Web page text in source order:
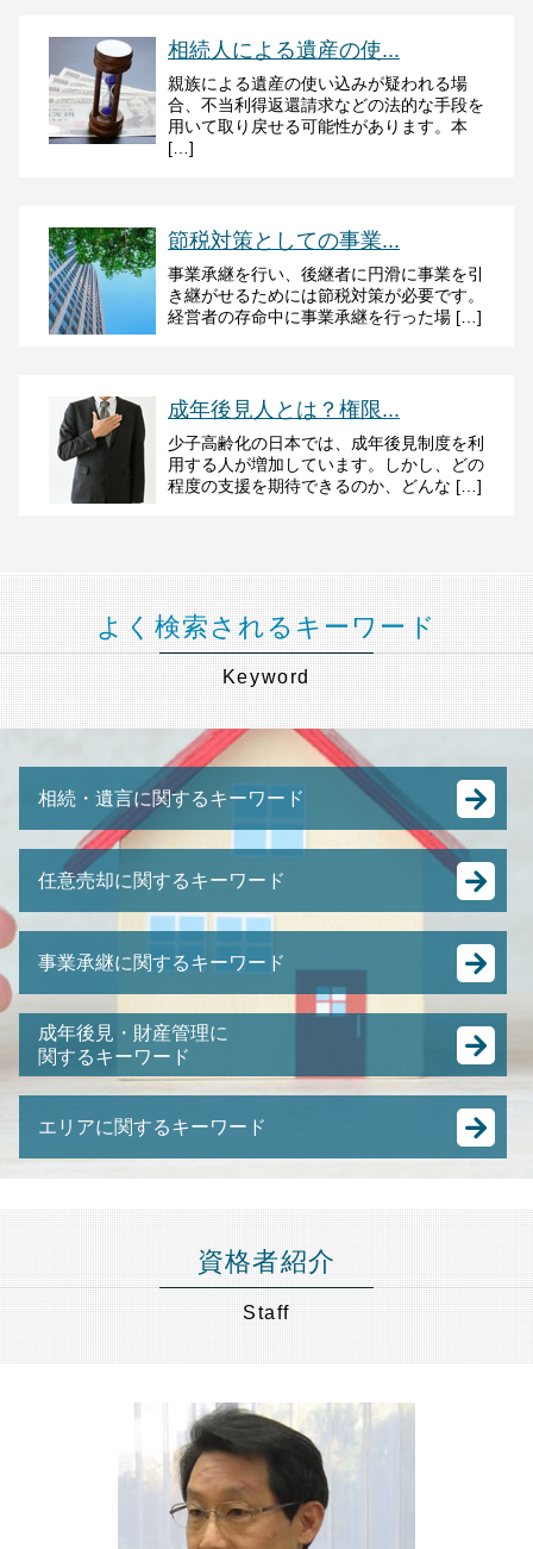
相続人による遺産の使...
親族による遺産の使い込みが疑われる場
合、不当利得返還請求などの法的な手段を
用いて取り戻せる可能性があります。本
[…]
節税対策としての事業...
事業承継を行い、後継者に円滑に事業を引
き継がせるためには節税対策が必要です。
経営者の存命中に事業承継を行った場 […]
成年後見人とは？権限...
少子高齢化の日本では、成年後見制度を利
用する人が増加しています。しかし、どの
程度の支援を期待できるのか、どんな […]
よく検索されるキーワード
Keyword
相続・遺言に関するキーワード
相続放棄 デメリット
遺産分割 預貯金
相続税 払えない
遺留分 計算
共同名義人 とは
ゆうちょ 銀行 相続
土地 相続放棄 できない
遺言書 公正証書
相続税 節税
遺産分割 調停 流れ
相続人 調査 費用
相続税 葬儀 費用
銀行 預金 相続
任意売却に関するキーワード
住宅ローン 売却
任意売却 メリット
競売 の 流れ
不動産 競売
裁判所 競売
競売 とは
事業承継に関するキーワード
事業承継 m&a
合併 買収 違い
事業承継 とは
有限会社 事業承継
事業譲渡 会社分割 違い
日本 m&a
中小企業 後継者問題
事業承継 節税
M&A 株式譲渡
特定承継 とは
成年後見・財産管理に
関するキーワード
任意 後見人 できること
成年後見人 なれる人
任意後見 制度
認知症 後見人
親の 財産管理
成年後見制度
成年後見人 費用
成年後見人とは わかりやすく
エリアに関するキーワード
事業承継 港区 弁護士 相談
財産管理 目黒区 弁護士 相談
事業承継 東京都 弁護士 相談
相続 節税 品川区 弁護士 相談
事業承継 世田谷区 弁護士 相談
任意売却 港区 弁護士 相談
不動産相続 目黒区 弁護士 相談
財産管理 東京都 弁護士 相談
事業承継 目黒区 弁護士 相談
不動産相続 東京都 弁護士 相談
資格者紹介
Staff